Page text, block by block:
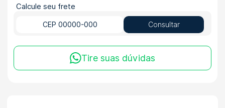
Calcule seu frete
Consultar
Tire suas dúvidas